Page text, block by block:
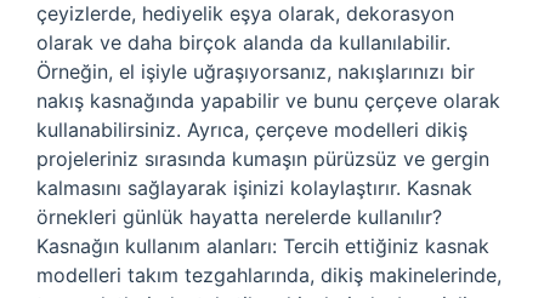
çeyizlerde, hediyelik eşya olarak, dekorasyon
olarak ve daha birçok alanda da kullanılabilir.
Örneğin, el işiyle uğraşıyorsanız, nakışlarınızı bir
nakış kasnağında yapabilir ve bunu çerçeve olarak
kullanabilirsiniz. Ayrıca, çerçeve modelleri dikiş
projeleriniz sırasında kumaşın pürüzsüz ve gergin
kalmasını sağlayarak işinizi kolaylaştırır. Kasnak
örnekleri günlük hayatta nerelerde kullanılır?
Kasnağın kullanım alanları: Tercih ettiğiniz kasnak
modelleri takım tezgahlarında, dikiş makinelerinde,